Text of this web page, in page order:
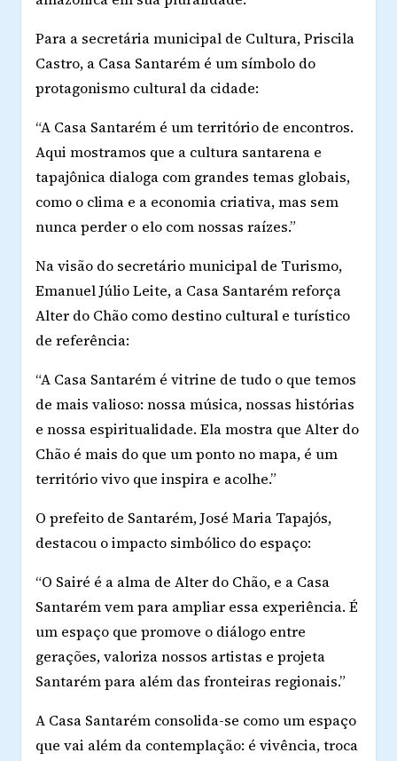
Para a secretária municipal de Cultura, Priscila
Castro, a Casa Santarém é um símbolo do
protagonismo cultural da cidade:
“A Casa Santarém é um território de encontros.
Aqui mostramos que a cultura santarena e
tapajônica dialoga com grandes temas globais,
como o clima e a economia criativa, mas sem
nunca perder o elo com nossas raízes.”
Na visão do secretário municipal de Turismo,
Emanuel Júlio Leite, a Casa Santarém reforça
Alter do Chão como destino cultural e turístico
de referência:
“A Casa Santarém é vitrine de tudo o que temos
de mais valioso: nossa música, nossas histórias
e nossa espiritualidade. Ela mostra que Alter do
Chão é mais do que um ponto no mapa, é um
território vivo que inspira e acolhe.”
O prefeito de Santarém, José Maria Tapajós,
destacou o impacto simbólico do espaço:
“O Sairé é a alma de Alter do Chão, e a Casa
Santarém vem para ampliar essa experiência. É
um espaço que promove o diálogo entre
gerações, valoriza nossos artistas e projeta
Santarém para além das fronteiras regionais.”
A Casa Santarém consolida-se como um espaço
que vai além da contemplação: é vivência, troca